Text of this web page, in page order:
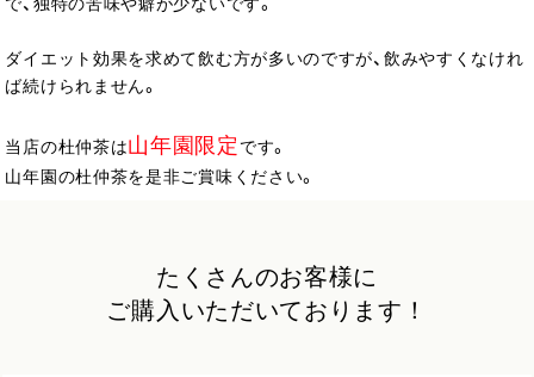
ダイエット効果を求めて飲む方が多いのですが、飲みやすくなけれ
ば続けられません。
当店の杜仲茶は山年園限定 です。
山年園の杜仲茶を是非ご賞味ください。
たくさんのお客様に
ご購入いただいております！